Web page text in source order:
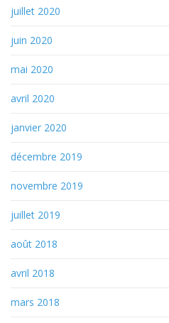
juillet 2020
juin 2020
mai 2020
avril 2020
janvier 2020
décembre 2019
novembre 2019
juillet 2019
août 2018
avril 2018
mars 2018